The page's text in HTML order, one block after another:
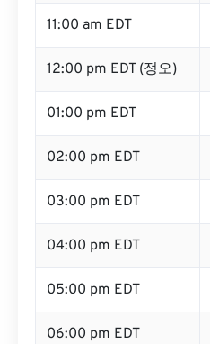
11:00 am EDT
12:00 pm EDT (정오)
01:00 pm EDT
02:00 pm EDT
03:00 pm EDT
04:00 pm EDT
05:00 pm EDT
06:00 pm EDT